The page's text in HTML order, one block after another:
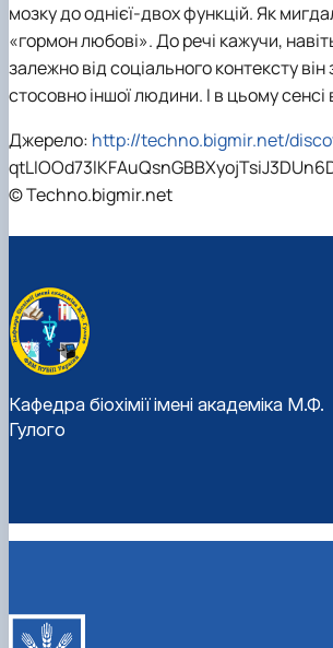
мозку до однієї-двох функцій. Як
«гормон любові». До речі кажучи,
залежно від соціального контексту
стосовно іншої людини. І в цьому
Джерело: http://techno.bigmir.net/
© Techno.bigmir.net
Кафедра біохімії імені академіка М.Ф.
Гулого